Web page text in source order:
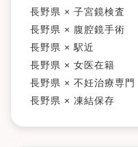
長野県 × 子宮鏡検査
長野県 × 腹腔鏡手術
長野県 × 駅近
長野県 × 女医在籍
長野県 × 不妊治療専門
長野県 × 凍結保存